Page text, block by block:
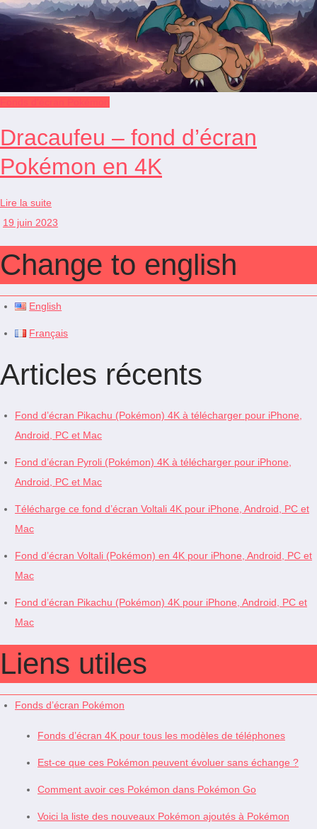
Dracaufeu – fond d’écran
Pokémon en 4K
Lire la suite
19 juin 2023
Change to english
English
Français
Articles récents
Fond d’écran Pikachu (Pokémon) 4K à télécharger pour iPhone,
Android, PC et Mac
Fond d’écran Pyroli (Pokémon) 4K à télécharger pour iPhone,
Android, PC et Mac
Télécharge ce fond d’écran Voltali 4K pour iPhone, Android, PC et
Mac
Fond d’écran Voltali (Pokémon) en 4K pour iPhone, Android, PC et
Mac
Fond d’écran Pikachu (Pokémon) 4K pour iPhone, Android, PC et
Mac
Liens utiles
Fonds d’écran Pokémon
Fonds d’écran 4K pour tous les modèles de téléphones
Est-ce que ces Pokémon peuvent évoluer sans échange ?
Comment avoir ces Pokémon dans Pokémon Go
Voici la liste des nouveaux Pokémon ajoutés à Pokémon